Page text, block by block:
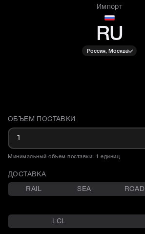
Импорт
RU
Россия, Москва
Доставка и объем поставки
ОБЪЕМ ПОСТАВКИ
Минимальный объем поставки: 1 единиц
ДОСТАВКА
RAIL SEA ROAD
LCL